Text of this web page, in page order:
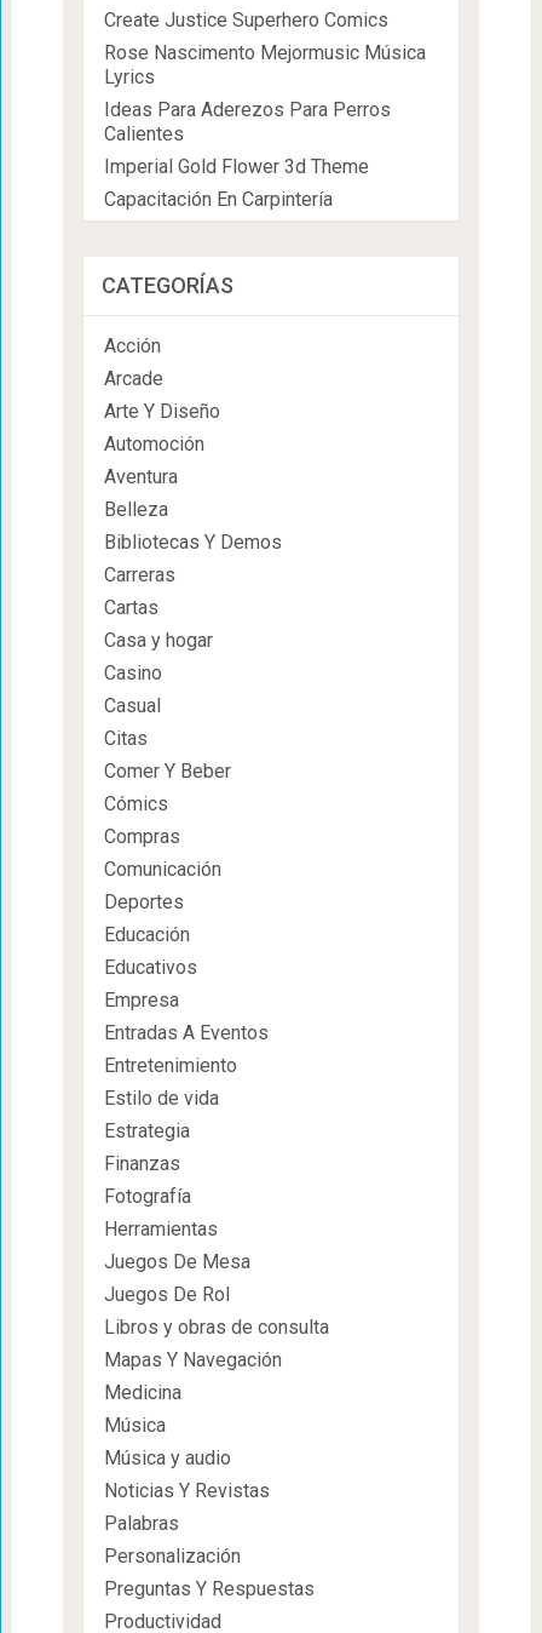
Create Justice Superhero Comics
Rose Nascimento Mejormusic Música
Lyrics
Ideas Para Aderezos Para Perros
Calientes
Imperial Gold Flower 3d Theme
Capacitación En Carpintería
CATEGORÍAS
Acción
Arcade
Arte Y Diseño
Automoción
Aventura
Belleza
Bibliotecas Y Demos
Carreras
Cartas
Casa y hogar
Casino
Casual
Citas
Comer Y Beber
Cómics
Compras
Comunicación
Deportes
Educación
Educativos
Empresa
Entradas A Eventos
Entretenimiento
Estilo de vida
Estrategia
Finanzas
Fotografía
Herramientas
Juegos De Mesa
Juegos De Rol
Libros y obras de consulta
Mapas Y Navegación
Medicina
Música
Música y audio
Noticias Y Revistas
Palabras
Personalización
Preguntas Y Respuestas
Productividad